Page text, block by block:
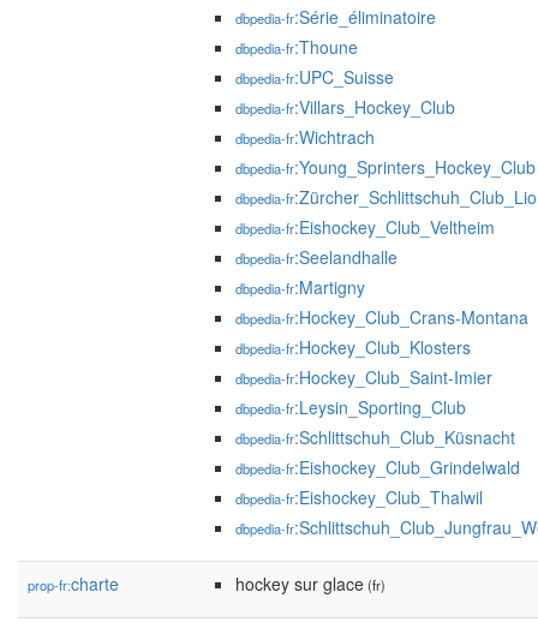
dbpedia-fr:Série_éliminatoire
dbpedia-fr:Thoune
dbpedia-fr:UPC_Suisse
dbpedia-fr:Villars_Hockey_Club
dbpedia-fr:Wichtrach
dbpedia-fr:Young_Sprinters_Hockey_Club
dbpedia-fr
dbpedia-fr:Eishockey_Club_Veltheim
dbpedia-fr:Seelandhalle
dbpedia-fr:Martigny
dbpedia-fr:Hockey_Club_Crans-Montana
dbpedia-fr:Hockey_Club_Klosters
dbpedia-fr:Hockey_Club_Saint-Imier
dbpedia-fr:Leysin_Sporting_Club
dbpedia-fr:Schlittschuh_Club_Küsnacht
dbpedia-fr:Eishockey_Club_Grindelwald
dbpedia-fr:Eishockey_Club_Thalwil
dbpedia-fr
prop-fr:charte hockey sur glace(fr)